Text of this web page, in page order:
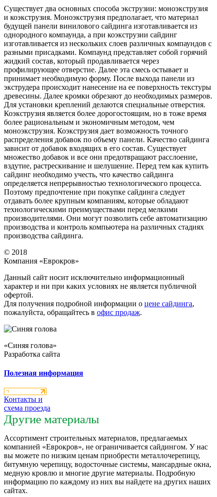
Существует два основных способа экструзии: моноэкструзия
и коэкструзия. Моноэкструзия предполагает, что материал
будущей панели винилового сайдинга изготавливается из
однородного компаунда, а при коэкструзии сайдинг
изготавливается из нескольких слоев различных компаундов с
разными присадками. Компаунд представляет собой горячий
жидкий состав, который продавливается через
профилирующее отверстие. Далее эта смесь остывает и
принимает необходимую форму. После выхода панели из
экструдера происходит нанесение на ее поверхность текстуры
древесины. Далее кромки обрезают до необходимых размеров.
Для установки креплений делаются специальные отверстия.
Коэкструзия является более дорогостоящим, но в тоже время
более рациональным и экономичным методом, чем
моноэкструзия. Коэкструзия дает возможность точного
распределения добавок по объему панели. Качество сайдинга
зависит от добавок входящих в его состав. Существует
множество добавок и все они предотвращают расслоение,
вздутие, растрескивание и шелушение. Перед тем как купить
сайдинг необходимо учесть, что качество сайдинга
определяется непрерывностью технологического процесса.
Поэтому предпочтение при покупке сайдинга следует
отдавать более крупным компаниям, которые обладают
технологическими преимуществами перед мелкими
производителями. Они могут позволить себе автоматизацию
производства и контроль компьютера на различных стадиях
производства сайдинга.
© 2018
Компания «Еврокров»
Данный сайт носит исключительно информационный
характер и ни при каких условиях не является публичной
офертой.
Для получения подробной информации о цене сайдинга,
пожалуйста, обращайтесь в офис продаж.
«Синяя голова»
Разработка сайта
Полезная информация
Контакты и
схема проезда
Другие материалы
Ассортимент строительных материалов, предлагаемых
компанией «Еврокров», не ограничивается сайдингом. У нас
вы можете по низким ценам приобрести металлочерепицу,
битумную черепицу, водосточные системы, мансардные окна,
медную кровлю и многие другие материалы. Подробную
информацию по каждому из них вы найдете на других наших
сайтах.